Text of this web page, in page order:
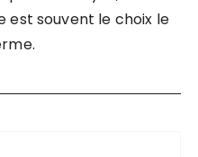
est souvent le choix le